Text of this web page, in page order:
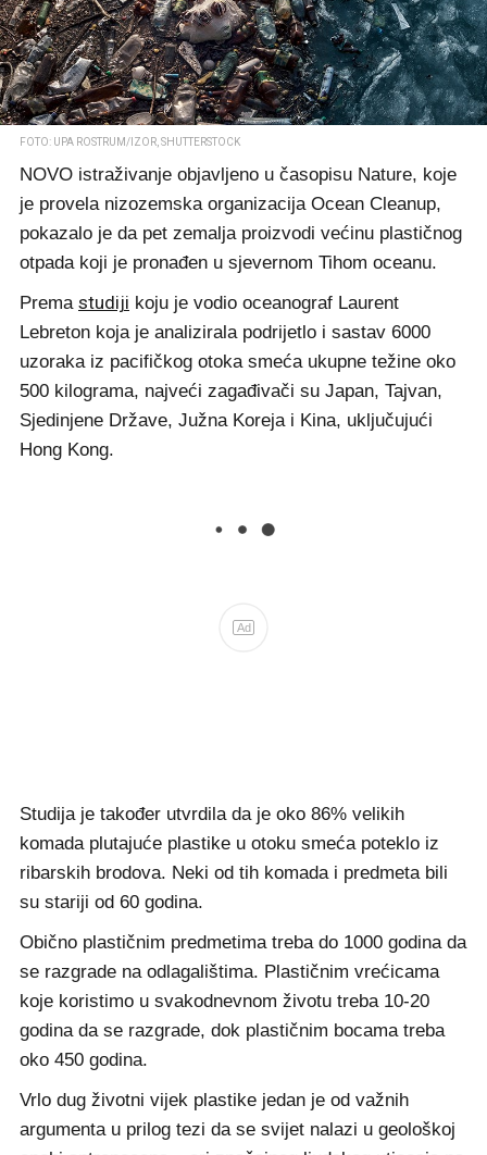
FOTO: UPA ROSTRUM/IZOR, SHUTTERSTOCK
NOVO istraživanje objavljeno u časopisu Nature, koje
je provela nizozemska organizacija Ocean Cleanup,
pokazalo je da pet zemalja proizvodi većinu plastičnog
otpada koji je pronađen u sjevernom Tihom oceanu.
Prema studiji koju je vodio oceanograf Laurent
Lebreton koja je analizirala podrijetlo i sastav 6000
uzoraka iz pacifičkog otoka smeća ukupne težine oko
500 kilograma, najveći zagađivači su Japan, Tajvan,
Sjedinjene Države, Južna Koreja i Kina, uključujući
Hong Kong.
Ad
Studija je također utvrdila da je oko 86% velikih
komada plutajuće plastike u otoku smeća poteklo iz
ribarskih brodova. Neki od tih komada i predmeta bili
su stariji od 60 godina.
Obično plastičnim predmetima treba do 1000 godina da
se razgrade na odlagalištima. Plastičnim vrećicama
koje koristimo u svakodnevnom životu treba 10-20
godina da se razgrade, dok plastičnim bocama treba
oko 450 godina.
Vrlo dug životni vijek plastike jedan je od važnih
argumenta u prilog tezi da se svijet nalazi u geološkoj